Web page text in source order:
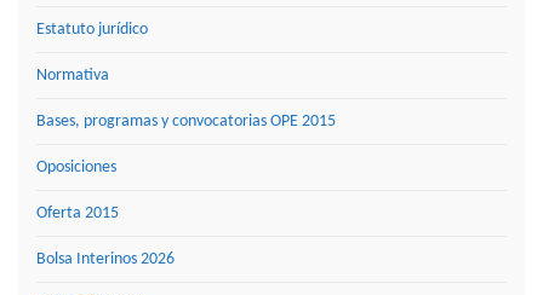
Estatuto jurídico
Normativa
Bases, programas y convocatorias OPE 2015
Oposiciones
Oferta 2015
Bolsa Interinos 2026